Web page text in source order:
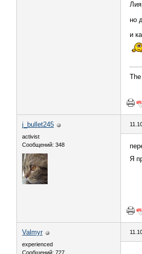
но
и
j_bullet245
activist
Сообщений: 348
Я
Valmyr
experienced
Сообщений: 727